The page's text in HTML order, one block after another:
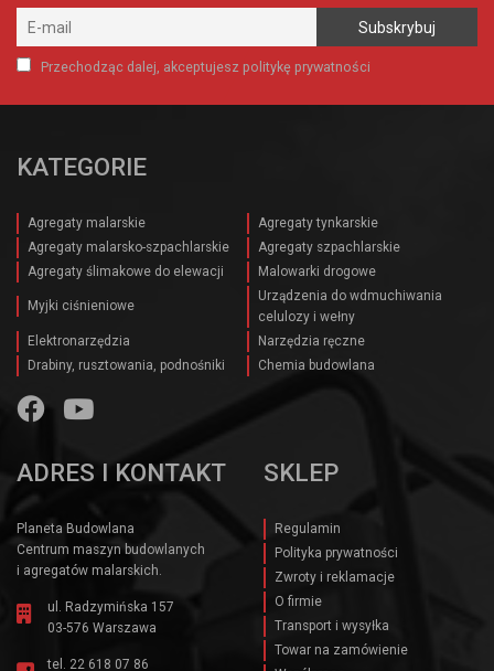
Przechodząc dalej, akceptujesz politykę prywatności
KATEGORIE
Agregaty malarskie
Agregaty tynkarskie
Agregaty malarsko-szpachlarskie
Agregaty szpachlarskie
Agregaty ślimakowe do elewacji
Malowarki drogowe
Myjki ciśnieniowe
Urządzenia do wdmuchiwania
celulozy i wełny
Elektronarzędzia
Narzędzia ręczne
Drabiny, rusztowania, podnośniki
Chemia budowlana
ADRES I KONTAKT
Planeta Budowlana
Centrum maszyn budowlanych
i agregatów malarskich.
ul. Radzymińska 157
03-576 Warszawa
tel. 22 618 07 86
SKLEP
Regulamin
Polityka prywatności
Zwroty i reklamacje
O firmie
Transport i wysyłka
Towar na zamówienie